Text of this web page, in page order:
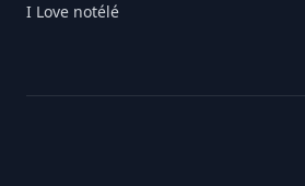
I Love notélé